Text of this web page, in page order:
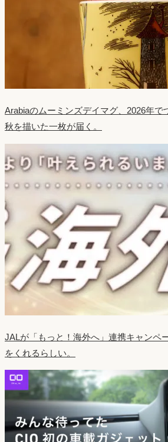
Arabiaのムーミンズデイマグ、2026年で
秋を描いた一枚が届く。
JALが「もっと！海外へ」連携キャンペ
をくれるらしい。